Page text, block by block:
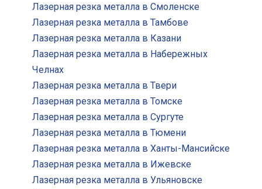
Лазерная резка металла в Смоленске
Лазерная резка металла в Тамбове
Лазерная резка металла в Казани
Лазерная резка металла в Набережных
Челнах
Лазерная резка металла в Твери
Лазерная резка металла в Томске
Лазерная резка металла в Сургуте
Лазерная резка металла в Тюмени
Лазерная резка металла в Ханты-Мансийске
Лазерная резка металла в Ижевске
Лазерная резка металла в Ульяновске